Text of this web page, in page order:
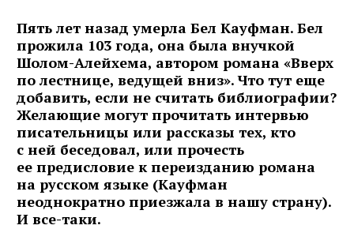
Пять лет назад умерла Бел Кауфман. Бел
прожила 103 года, она была внучкой
Шолом-Алейхема, автором романа «Вверх
по лестнице, ведущей вниз». Что тут еще
добавить, если не считать библиографии?
Желающие могут прочитать интервью
писательницы или рассказы тех, кто
с ней беседовал, или прочесть
ее предисловие к переизданию романа
на русском языке (Кауфман
неоднократно приезжала в нашу страну).
И все-таки.